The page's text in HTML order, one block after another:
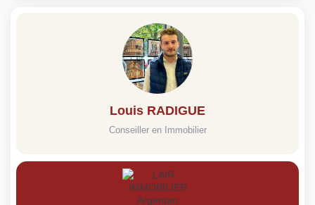
Louis RADIGUE
Conseiller en Immobilier